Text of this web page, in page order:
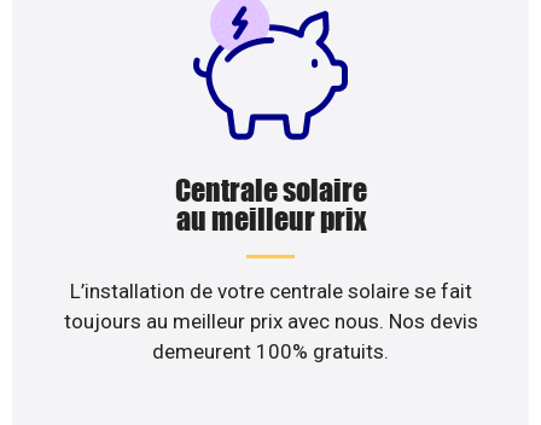
Centrale solaire
au meilleur prix
L’installation de votre centrale solaire se fait
toujours au meilleur prix avec nous. Nos devis
demeurent 100% gratuits.